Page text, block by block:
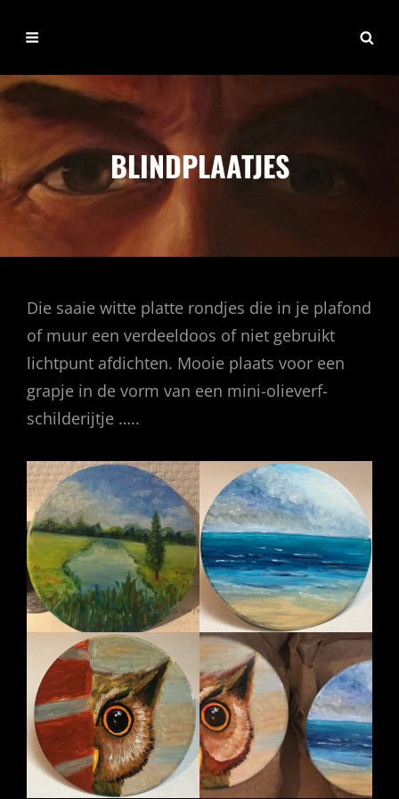
NIEUWENHUIZEN
BLINDPLAATJES
Die saaie witte platte rondjes die in je plafond
of muur een verdeeldoos of niet gebruikt
lichtpunt afdichten. Mooie plaats voor een
grapje in de vorm van een mini-olieverf-
schilderijtje …..